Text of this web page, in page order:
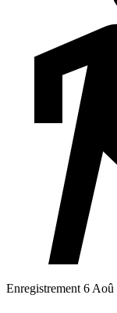
Enregistrement 6 Aoû